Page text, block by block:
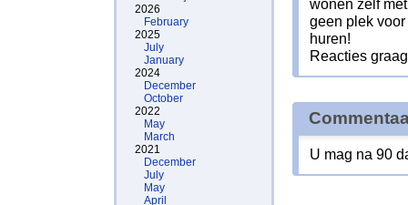
2026
February
2025
July
January
2024
December
October
2022
May
March
2021
December
July
May
April
wonen zelf
geen plek
huren!
Reacties
U mag na 90